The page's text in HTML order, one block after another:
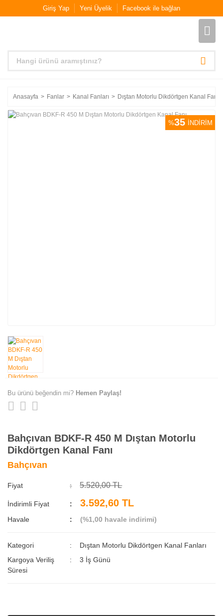
Giriş Yap Yeni Üyelik Facebook ile bağlan
Anasayfa Fanlar Kanal Fanları Dıştan Motorlu Dikdörtgen Kanal
%35 İNDİRİM
Bu ürünü beğendin mi? Hemen Paylaş!
Bahçıvan BDKF-R 450 M Dıştan Motorlu
Dikdörtgen Kanal Fanı
Bahçıvan
Fiyat 5.520,00 TL
İndirimli Fiyat 3.592,60 TL
Havale (%1,00 havale indirimi)
Kategori
Dıştan Motorlu Dikdörtgen Kanal Fanları
Kargoya Veriliş
Süresi
3 İş Günü